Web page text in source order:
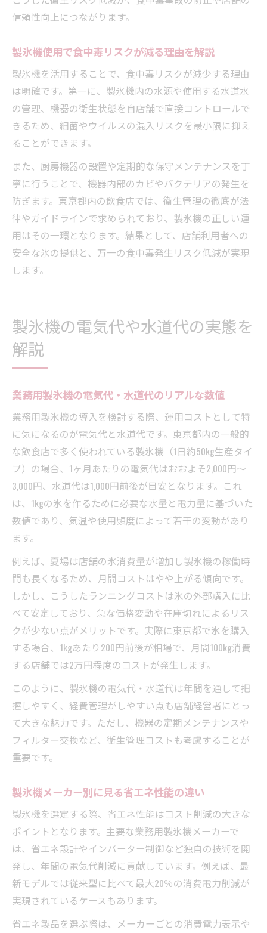
信頼性向上につながります。
製氷機使用で食中毒リスクが減る理由を解説
製氷機を活用することで、食中毒リスクが減少する理由
は明確です。第一に、製氷機内の水源や使用する水道水
の管理、機器の衛生状態を自店舗で直接コントロールで
きるため、細菌やウイルスの混入リスクを最小限に抑え
ることができます。
また、厨房機器の設置や定期的な保守メンテナンスを丁
寧に行うことで、機器内部のカビやバクテリアの発生を
防ぎます。東京都内の飲食店では、衛生管理の徹底が法
律やガイドラインで求められており、製氷機の正しい運
用はその一環となります。結果として、店舗利用者への
安全な氷の提供と、万一の食中毒発生リスク低減が実現
します。
製氷機の電気代や水道代の実態を
解説
業務用製氷機の電気代・水道代のリアルな数値
業務用製氷機の導入を検討する際、運用コストとして特
に気になるのが電気代と水道代です。東京都内の一般的
な飲食店で多く使われている製氷機（1日約50kg生産タイ
プ）の場合、1ヶ月あたりの電気代はおおよそ2,000円～
3,000円、水道代は1,000円前後が目安となります。これ
は、1kgの氷を作るために必要な水量と電力量に基づいた
数値であり、気温や使用頻度によって若干の変動があり
ます。
例えば、夏場は店舗の氷消費量が増加し製氷機の稼働時
間も長くなるため、月間コストはやや上がる傾向です。
しかし、こうしたランニングコストは氷の外部購入に比
べて安定しており、急な価格変動や在庫切れによるリス
クが少ない点がメリットです。実際に東京都で氷を購入
する場合、1kgあたり200円前後が相場で、月間100kg消費
する店舗では2万円程度のコストが発生します。
このように、製氷機の電気代・水道代は年間を通して把
握しやすく、経費管理がしやすい点も店舗経営者にとっ
て大きな魅力です。ただし、機器の定期メンテナンスや
フィルター交換など、衛生管理コストも考慮することが
重要です。
製氷機メーカー別に見る省エネ性能の違い
製氷機を選定する際、省エネ性能はコスト削減の大きな
ポイントとなります。主要な業務用製氷機メーカーで
は、省エネ設計やインバーター制御など独自の技術を開
発し、年間の電気代削減に貢献しています。例えば、最
新モデルでは従来型に比べて最大20％の消費電力削減が
実現されているケースもあります。
省エネ製品を選ぶ際は、メーカーごとの消費電力表示や